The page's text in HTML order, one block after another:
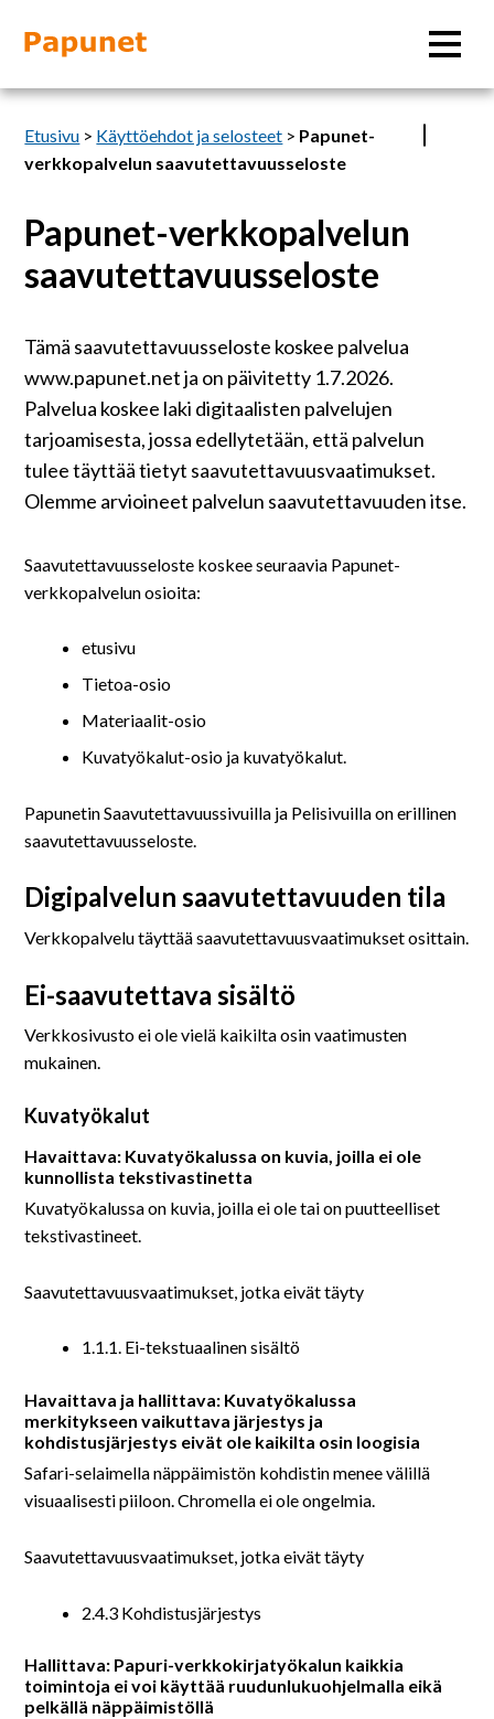
Tietoa
Materiaalit
Saavutettavuus
På svenska
In English
Etusivu > Käyttöehdot ja selosteet > Papunet-
verkkopalvelun saavutettavuusseloste
Papunet-verkkopalvelun
saavutettavuusseloste
Tämä saavutettavuusseloste koskee palvelua
www.papunet.net ja on päivitetty 1.7.2026.
Palvelua koskee laki digitaalisten palvelujen
tarjoamisesta, jossa edellytetään, että palvelun
tulee täyttää tietyt saavutettavuusvaatimukset.
Olemme arvioineet palvelun saavutettavuuden itse.
Saavutettavuusseloste koskee seuraavia Papunet-
verkkopalvelun osioita:
etusivu
Tietoa-osio
Materiaalit-osio
Kuvatyökalut-osio ja kuvatyökalut.
Papunetin Saavutettavuussivuilla ja Pelisivuilla on erillinen
saavutettavuusseloste.
Digipalvelun saavutettavuuden tila
Verkkopalvelu täyttää saavutettavuusvaatimukset osittain.
Ei-saavutettava sisältö
Verkkosivusto ei ole vielä kaikilta osin vaatimusten
mukainen.
Kuvatyökalut
Havaittava: Kuvatyökalussa on kuvia, joilla ei ole
kunnollista tekstivastinetta
Kuvatyökalussa on kuvia, joilla ei ole tai on puutteelliset
tekstivastineet.
Saavutettavuusvaatimukset, jotka eivät täyty
1.1.1. Ei-tekstuaalinen sisältö
Havaittava ja hallittava: Kuvatyökalussa
merkitykseen vaikuttava järjestys ja
kohdistusjärjestys eivät ole kaikilta osin loogisia
Safari-selaimella näppäimistön kohdistin menee välillä
visuaalisesti piiloon. Chromella ei ole ongelmia.
Saavutettavuusvaatimukset, jotka eivät täyty
2.4.3 Kohdistusjärjestys
Hallittava: Papuri-verkkokirjatyökalun kaikkia
toimintoja ei voi käyttää ruudunlukuohjelmalla eikä
pelkällä näppäimistöllä